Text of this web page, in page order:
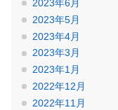
2023年6月
2023年5月
2023年4月
2023年3月
2023年1月
2022年12月
2022年11月